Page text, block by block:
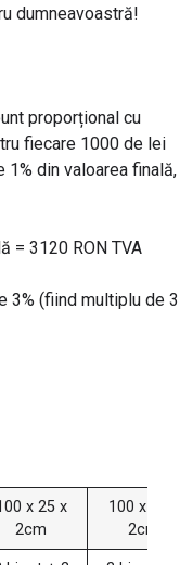
dumneavoastră!
proporțional cu
fiecare 1000 de lei
din valoarea finală,
= 3120 RON TVA
3% (fiind multiplu de 3
x 25 x
2cm
100 x 30 x
2cm